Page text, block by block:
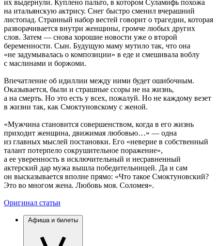
их выдернули. Куплено пальто, в котором Суламифь похожа
на итальянскую актрису. Снег быстро сменил вчерашний
листопад. Странный набор вестей говорит о трагедии, которая
разворачивается внутри женщины, громче любых других
слов. Затем — снова хорошие новости уже о второй
беременности. Сын. Будущую маму мутило так, что она
«не задумывалась о композиции» в еде и смешивала воблу
с маслинами и боржоми.
Впечатление об идиллии между ними будет ошибочным.
Оказывается, были и страшные ссоры не на жизнь,
а на смерть. Но это есть у всех, пожалуй. Но не каждому везет
в жизни так, как Смоктуновскому с женой.
«Мужчина становится совершенством, когда в его жизнь
приходит женщина, движимая любовью…» — одна
из главных мыслей постановки. Его «неверие в собственный
талант потерпело сокрушительное поражение»,
а ее уверенность в исключительный и несравненный
актерский дар мужа вышла победительницей. Да и сам
он высказывается вполне прямо: «Что такое Смоктуновский?
Это во многом жена. Любовь моя. Соломея».
Оригинал статьи
Афиша и билеты